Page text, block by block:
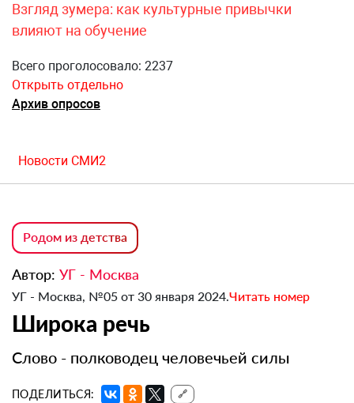
Взгляд зумера: как культурные привычки
влияют на обучение
Всего проголосовало: 2237
Открыть отдельно
Архив опросов
Новости СМИ2
Родом из детства
Автор: УГ - Москва
УГ - Москва, №05 от 30 января 2024.Читать номер
Широка речь
Слово - полководец человечьей силы
ПОДЕЛИТЬСЯ: 🔗